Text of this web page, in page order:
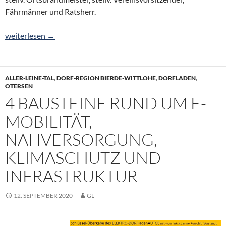
Fährmänner und Ratsherr.
2. Ortsportrait Otersen nach 15 Jahren im Aller-Leine-Tal-
weiterlesen →
ALLER-LEINE-TAL,DORF-REGION BIERDE-WITTLOHE,DORFLADEN,
OTERSEN
4 BAUSTEINE RUND UM E-
MOBILITÄT,
NAHVERSORGUNG,
KLIMASCHUTZ UND
INFRASTRUKTUR
12. SEPTEMBER 2020 GL